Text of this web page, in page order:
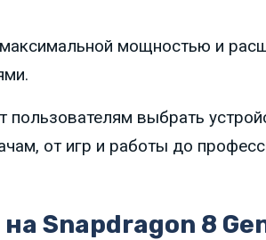
мощностью и
пользователям выбрать
от игр и работы до
Snapdragon 8